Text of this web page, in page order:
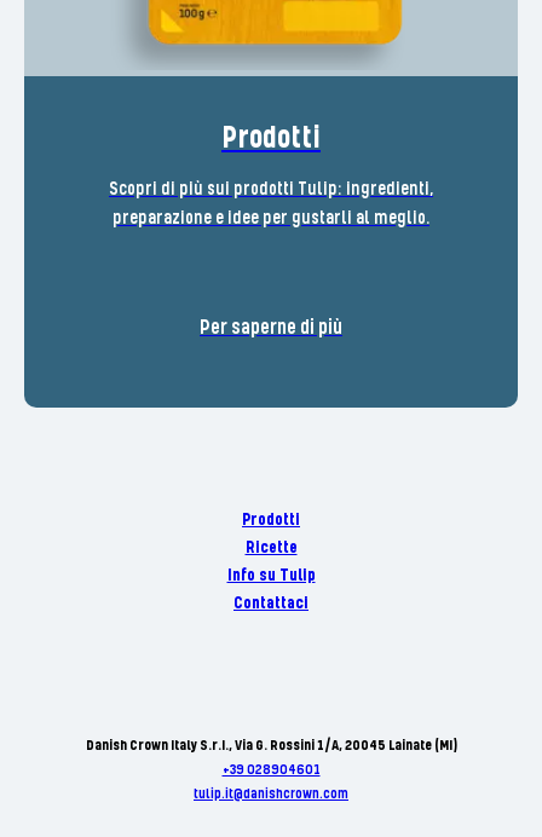
Prodotti
Scopri di più sui prodotti Tulip: ingredienti,
preparazione e idee per gustarli al meglio.
Per saperne di più
Prodotti
Ricette
Info su Tulip
Contattaci
Danish Crown Italy S.r.I., Via G. Rossini 1/A, 20045 Lainate (MI)
+39 028904601
tulip.it@danishcrown.com